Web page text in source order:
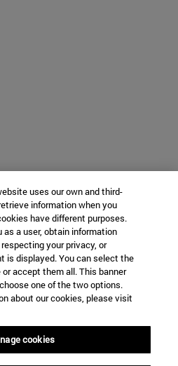
uses our own and third-
information when you
have different purposes.
a user, obtain information
your privacy, or
is displayed. You can select the
accept them all. This banner
one of the two options.
about our cookies, please visit
cookies